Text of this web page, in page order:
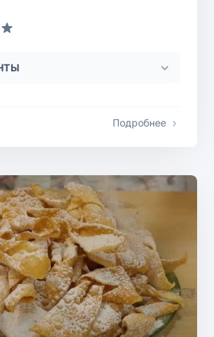
Подробнее